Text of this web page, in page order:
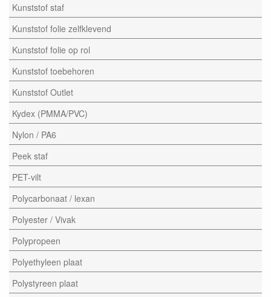
Kunststof staf
Kunststof folie zelfklevend
Kunststof folie op rol
Kunststof toebehoren
Kunststof Outlet
Kydex (PMMA/PVC)
Nylon / PA6
Peek staf
PET-vilt
Polycarbonaat / lexan
Polyester / Vivak
Polypropeen
Polyethyleen plaat
Polystyreen plaat